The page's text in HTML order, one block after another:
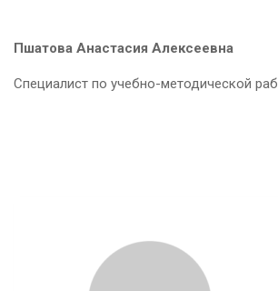
Пшатова Анастасия Алексеевна
Специалист по учебно-методической